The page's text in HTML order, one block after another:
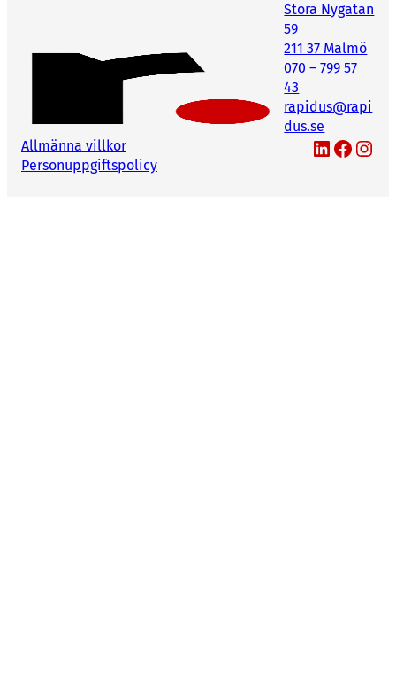
Stora Nygatan
59
211 37 Malmö
070 – 799 57
43
rapidus@rapi
dus.se
Allmänna villkor
Personuppgiftspolicy
LinkedIn Facebook Instagram